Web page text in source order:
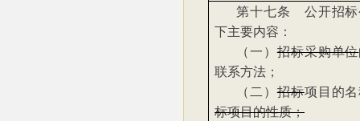
第十七条 公开招标
下主要内容：
（一）招标采购单位
联系方法；
（二）招标项目的
标项目的性质；